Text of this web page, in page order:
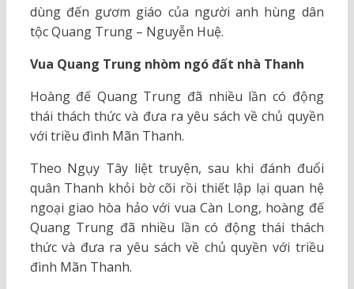
dùng đến gươm giáo của người anh hùng dân
tộc Quang Trung – Nguyễn Huệ.
Vua Quang Trung nhòm ngó đất nhà Thanh
Hoàng đế Quang Trung đã nhiều lần có động
thái thách thức và đưa ra yêu sách về chủ quyền
với triều đình Mãn Thanh.
Theo Ngụy Tây liệt truyện, sau khi đánh đuổi
quân Thanh khỏi bờ cõi rồi thiết lập lại quan hệ
ngoại giao hòa hảo với vua Càn Long, hoàng đế
Quang Trung đã nhiều lần có động thái thách
thức và đưa ra yêu sách về chủ quyền với triều
đình Mãn Thanh.